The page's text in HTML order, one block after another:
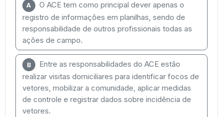
A
O ACE tem como principal dever apenas o
registro de informações em planilhas, sendo de
responsabilidade de outros profissionais todas as
ações de campo.
B
Entre as responsabilidades do ACE estão
realizar visitas domiciliares para identificar focos de
vetores, mobilizar a comunidade, aplicar medidas
de controle e registrar dados sobre incidência de
vetores.